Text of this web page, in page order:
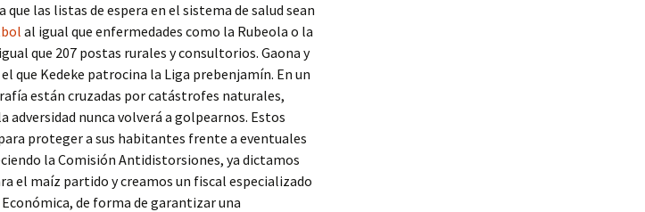
las listas de espera en el sistema de salud sean
al igual que enfermedades como la Rubeola o la
que 207 postas rurales y consultorios. Gaona y
que Kedeke patrocina la Liga prebenjamín. En un
están cruzadas por catástrofes naturales,
adversidad nunca volverá a golpearnos. Estos
proteger a sus habitantes frente a eventuales
la Comisión Antidistorsiones, ya dictamos
el maíz partido y creamos un fiscal especializado
de forma de garantizar una